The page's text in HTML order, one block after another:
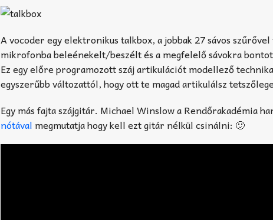
A vocoder egy elektronikus talkbox, a jobbak 27 sávos
mikrofonba beleénekelt/beszélt és a megfelelő sávokra
Ez egy előre programozott száj artikulációt modellező
egyszerűbb változattól, hogy ott te magad artikulálsz
Egy más fajta szájgitár. Michael Winslow a Rendőrakadémia
nótával megmutatja hogy kell ezt gitár nélkül csinálni: 🙂